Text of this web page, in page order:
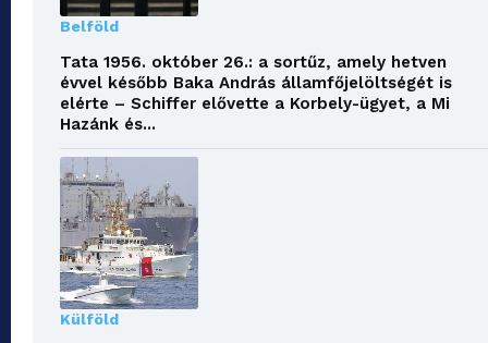
Belföld
Tata 1956. október 26.: a sortűz, amely hetven
évvel később Baka András államfőjelöltségét is
elérte – Schiffer elővette a Korbely-ügyet, a Mi
Hazánk és...
Külföld